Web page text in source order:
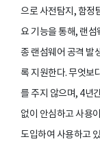
으로 사전탐지, 함정
요 기능을 통해, 랜
종 랜섬웨어 공격 발
록 지원한다. 무엇보
를 주지 않으며, 4년
없이 안심하고 사용
도입하여 사용하고